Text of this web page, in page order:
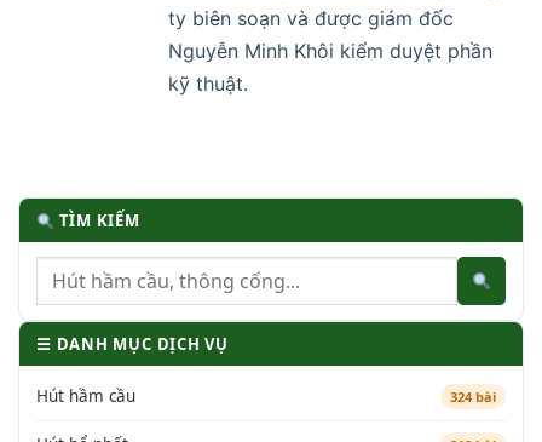
ty biên soạn và được giám đốc
Nguyễn Minh Khôi kiểm duyệt phần
kỹ thuật.
TÌM KIẾM
☰ DANH MỤC DỊCH VỤ
Hút hầm cầu 324 bài